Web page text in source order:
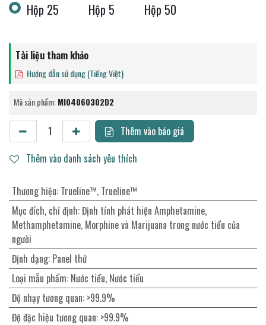
Hộp 25 Hộp 5 Hộp 50
Tài liệu tham khảo
Hướng dẫn sử dụng (Tiếng Việt)
Mã sản phẩm:MI04060302D2
Thêm vào báo giá
Thêm vào danh sách yêu thích
Thương hiệu: Trueline™, Trueline™
Mục đích, chỉ định:Định tính phát hiện Amphetamine,
Methamphetamine, Morphine và Marijuana trong nước tiểu của
người
Định dạng: Panel thử
Loại mẫu phẩm: Nước tiểu, Nước tiểu
Độ nhạy tương quan: >99.9%
Độ đặc hiệu tương quan: >99.9%